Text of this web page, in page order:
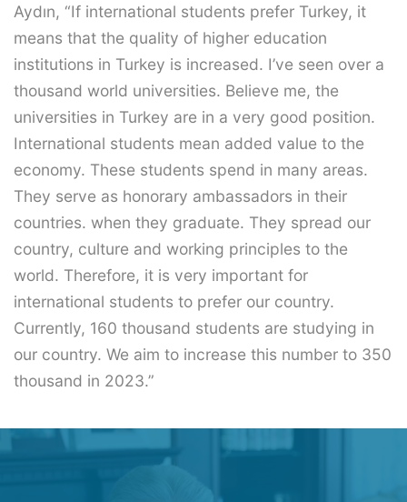
Aydın, “If international students prefer Turkey, it
means that the quality of higher education
institutions in Turkey is increased. I’ve seen over a
thousand world universities. Believe me, the
universities in Turkey are in a very good position.
International students mean added value to the
economy. These students spend in many areas.
They serve as honorary ambassadors in their
countries. when they graduate. They spread our
country, culture and working principles to the
world. Therefore, it is very important for
international students to prefer our country.
Currently, 160 thousand students are studying in
our country. We aim to increase this number to 350
thousand in 2023.”